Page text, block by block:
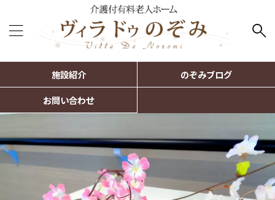
施設紹介
のぞみブログ
お問い合わせ